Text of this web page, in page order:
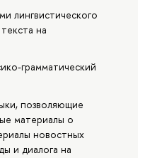
лингвистического
на
грамматический
позволяющие
материалы о
новостных
и диалога на